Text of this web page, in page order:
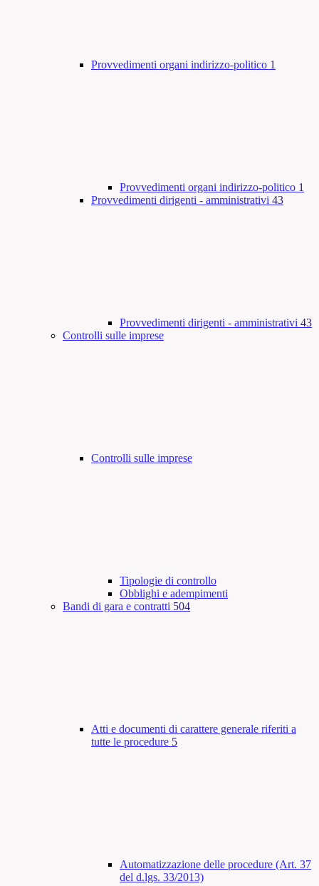
Provvedimenti organi indirizzo-politico 1
Provvedimenti organi indirizzo-politico 1
Provvedimenti dirigenti - amministrativi 43
Provvedimenti dirigenti - amministrativi 43
Controlli sulle imprese
Controlli sulle imprese
Tipologie di controllo
Obblighi e adempimenti
Bandi di gara e contratti 504
Atti e documenti di carattere generale riferiti a
tutte le procedure 5
Automatizzazione delle procedure (Art. 37
del d.lgs. 33/2013)